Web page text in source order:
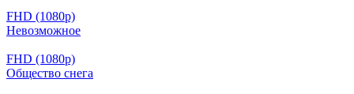
FHD (1080p)
Невозможное
FHD (1080p)
Общество снега